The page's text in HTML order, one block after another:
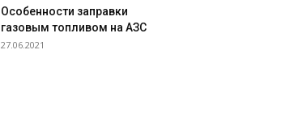
Особенности заправки
газовым топливом на АЗС
27.06.2021